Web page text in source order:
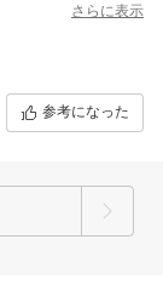
さらに表示
参考になった